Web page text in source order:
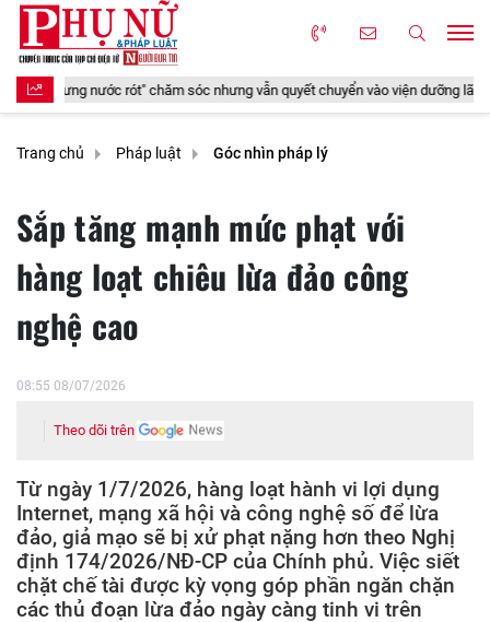
sóc nhưng vẫn quyết chuyển vào viện dưỡng lão sống Hoàng Dũng
Trang chủ Pháp luật Góc nhìn pháp lý
Sắp tăng mạnh mức phạt với
hàng loạt chiêu lừa đảo công
nghệ cao
08:55 08/07/2026
Theo dõi trên
Từ ngày 1/7/2026, hàng loạt hành vi lợi dụng
Internet, mạng xã hội và công nghệ số để lừa
đảo, giả mạo sẽ bị xử phạt nặng hơn theo Nghị
định 174/2026/NĐ-CP của Chính phủ. Việc siết
chặt chế tài được kỳ vọng góp phần ngăn chặn
các thủ đoạn lừa đảo ngày càng tinh vi trên